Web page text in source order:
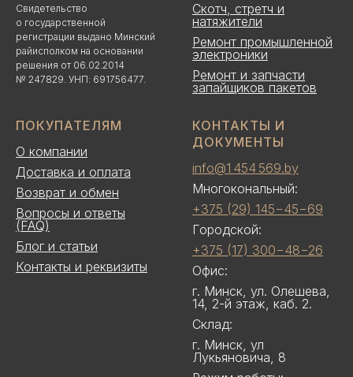
Свидетельство
о государственной
регистрации выдано Минский
райисполком на основании
решения от 06.02.2014
№ 247829. УНП: 691756477.
Скотч, стретч и
натяжители
Ремонт промышленной
электроники
Ремонт и запчасти
запайщиков пакетов
ПОКУПАТЕЛЯМ
О компании
Доставка и оплата
Возврат и обмен
Вопросы и ответы
(FAQ)
Блог и статьи
Контакты и реквизиты
КОНТАКТЫ И
ДОКУМЕНТЫ
info@1 454 569.by
Многокональный:
+375 (29) 145−45−69
Городской:
+375 (17) 300−48−26
Офис:
г. Минск, ул. Олешева,
14, 2-й этаж, каб. 2.
Склад:
г. Минск, ул
Лукьяновича, 8